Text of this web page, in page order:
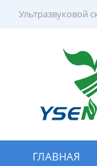
Ультразвуковой
ГЛАВНАЯ